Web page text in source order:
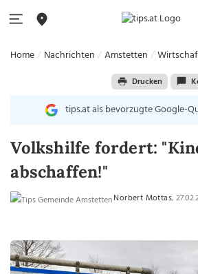
Home Nachrichten Amstetten
Drucken
tips.at als bevorzugte Google-
Volkshilfe fordert:
abschaffen!"
Norbert Mottas,